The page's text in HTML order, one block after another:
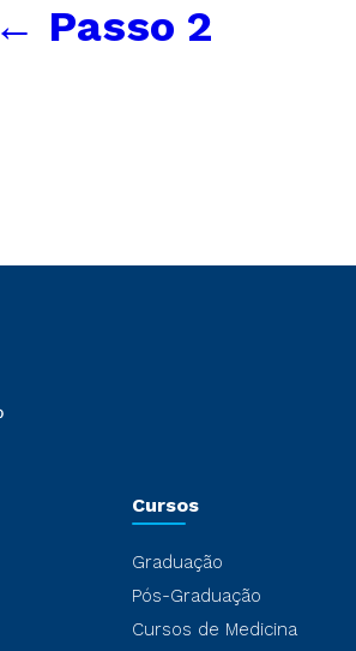
← Passo 2
Cursos
Graduação
Pós-Graduação
Cursos de Medicina